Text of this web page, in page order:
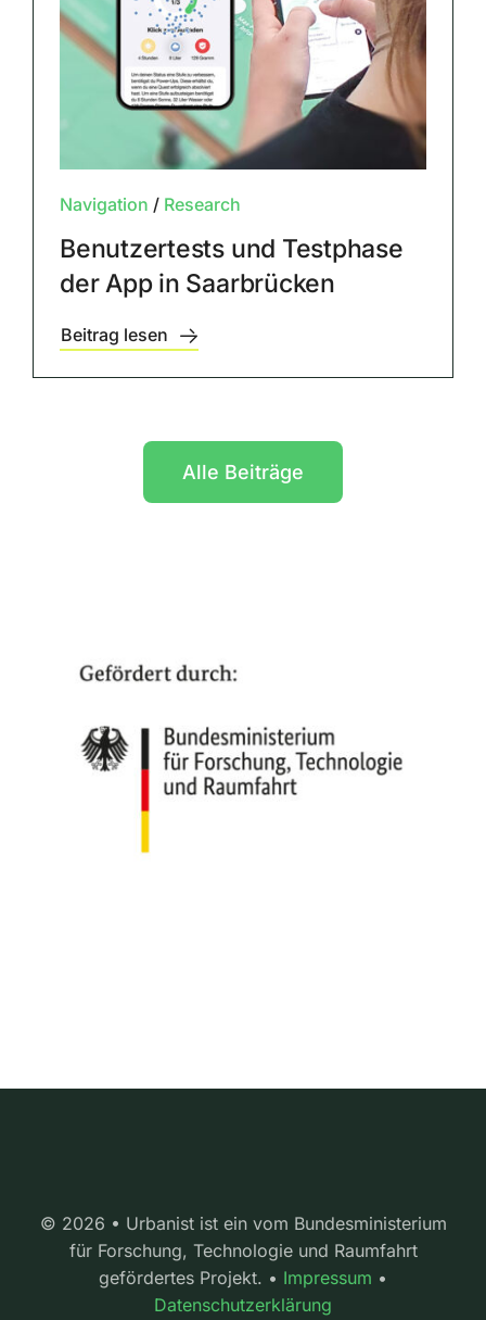
Navigation / Research
Benutzertests und Testphase
der App in Saarbrücken
Beitrag lesen
Alle Beiträge
© 2026 • Urbanist ist ein vom Bundesministerium
für Forschung, Technologie und Raumfahrt
gefördertes Projekt. • Impressum •
Datenschutzerklärung